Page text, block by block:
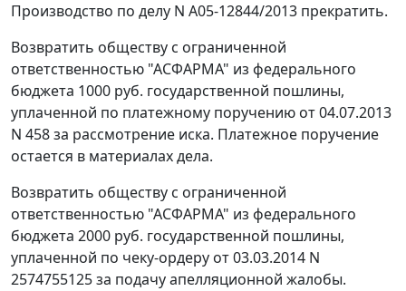
Производство по делу N А05-12844/2013 прекратить.
Возвратить обществу с ограниченной
ответственностью "АСФАРМА" из федерального
бюджета 1000 руб. государственной пошлины,
уплаченной по платежному поручению от 04.07.2013
N 458 за рассмотрение иска. Платежное поручение
остается в материалах дела.
Возвратить обществу с ограниченной
ответственностью "АСФАРМА" из федерального
бюджета 2000 руб. государственной пошлины,
уплаченной по чеку-ордеру от 03.03.2014 N
2574755125 за подачу апелляционной жалобы.